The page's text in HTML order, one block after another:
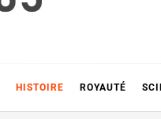
HISTOIRE ROYAUTÉ